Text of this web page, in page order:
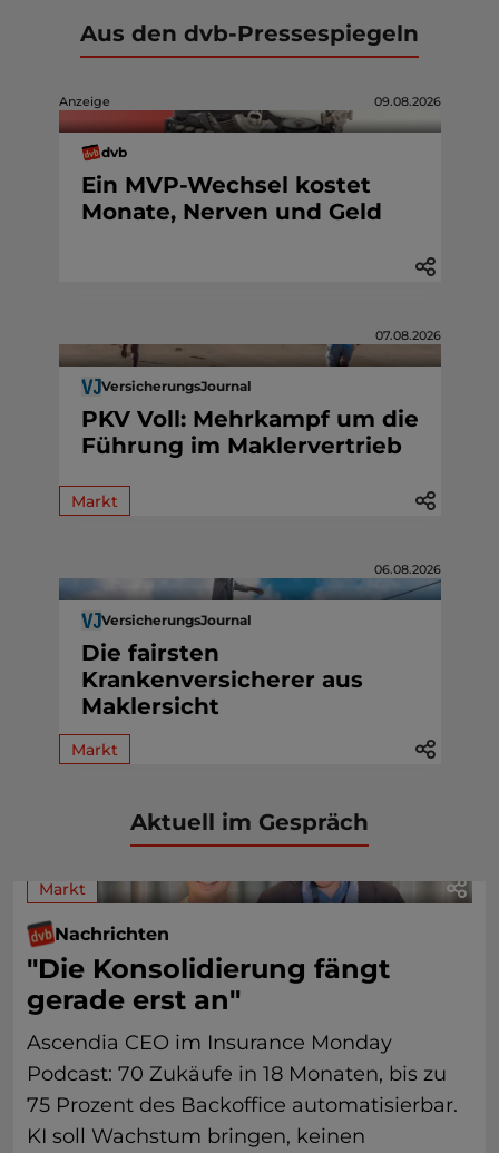
Aus den dvb-Pressespiegeln
Anzeige 09.08.2026
dvb
Ein MVP-Wechsel kostet
Monate, Nerven und Geld
07.08.2026
VersicherungsJournal
PKV Voll: Mehrkampf um die
Führung im Maklervertrieb
Markt
06.08.2026
VersicherungsJournal
Die fairsten
Krankenversicherer aus
Maklersicht
Markt
Aktuell im Gespräch
Markt
Nachrichten
"Die Konsolidierung fängt
gerade erst an"
Ascendia CEO im Insurance Monday
Podcast: 70 Zukäufe in 18 Monaten, bis zu
75 Prozent des Backoffice automatisierbar.
KI soll Wachstum bringen, keinen